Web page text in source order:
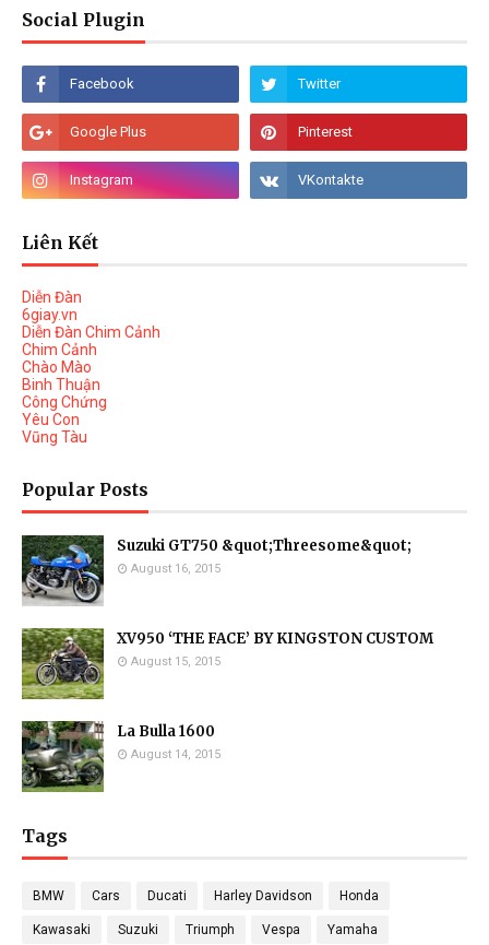
Social Plugin
Liên Kết
Diễn Đàn
6giay.vn
Diễn Đàn Chim Cảnh
Chim Cảnh
Chào Mào
Binh Thuận
Công Chứng
Yêu Con
Vũng Tàu
Popular Posts
Suzuki GT750 &quot;Threesome&quot;
August 16, 2015
XV950 ‘THE FACE’ BY KINGSTON CUSTOM
August 15, 2015
La Bulla 1600
August 14, 2015
Tags
BMW Cars Ducati Harley Davidson Honda
Kawasaki Suzuki Triumph Vespa Yamaha